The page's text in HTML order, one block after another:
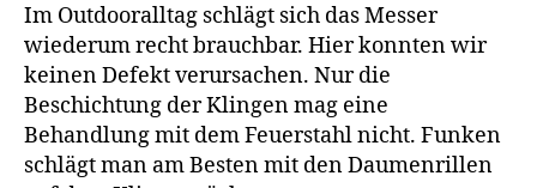
Im Outdooralltag schlägt sich das Messer
wiederum recht brauchbar. Hier konnten wir
keinen Defekt verursachen. Nur die
Beschichtung der Klingen mag eine
Behandlung mit dem Feuerstahl nicht. Funken
schlägt man am Besten mit den Daumenrillen